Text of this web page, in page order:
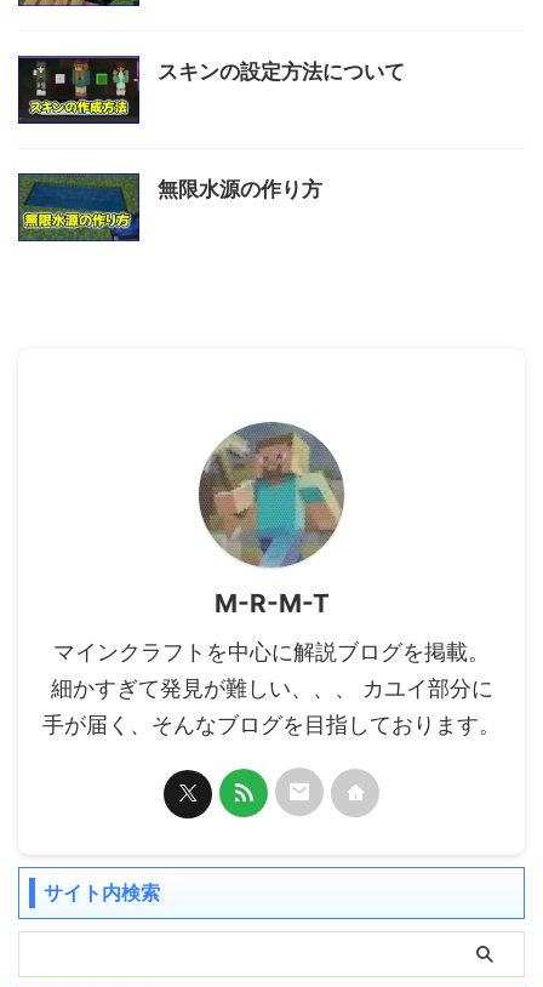
スキンの設定方法について
無限水源の作り方
M-R-M-T
マインクラフトを中心に解説ブログを掲載。
細かすぎて発見が難しい、、、 カユイ部分に
手が届く、そんなブログを目指しております。
サイト内検索